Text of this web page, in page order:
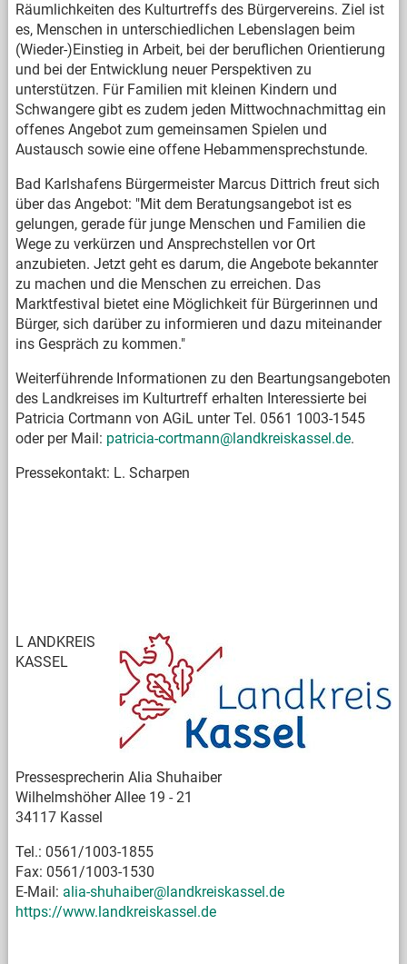
Räumlichkeiten des Kulturtreffs des Bürgervereins. Ziel ist
es, Menschen in unterschiedlichen Lebenslagen beim
(Wieder-)Einstieg in Arbeit, bei der beruflichen Orientierung
und bei der Entwicklung neuer Perspektiven zu
unterstützen. Für Familien mit kleinen Kindern und
Schwangere gibt es zudem jeden Mittwochnachmittag ein
offenes Angebot zum gemeinsamen Spielen und
Austausch sowie eine offene Hebammensprechstunde.
Bad Karlshafens Bürgermeister Marcus Dittrich freut sich
über das Angebot: "Mit dem Beratungsangebot ist es
gelungen, gerade für junge Menschen und Familien die
Wege zu verkürzen und Ansprechstellen vor Ort
anzubieten. Jetzt geht es darum, die Angebote bekannter
zu machen und die Menschen zu erreichen. Das
Marktfestival bietet eine Möglichkeit für Bürgerinnen und
Bürger, sich darüber zu informieren und dazu miteinander
ins Gespräch zu kommen."
Weiterführende Informationen zu den Beartungsangeboten
des Landkreises im Kulturtreff erhalten Interessierte bei
Patricia Cortmann von AGiL unter Tel. 0561 1003-1545
oder per Mail: patricia-cortmann@landkreiskassel.de.
Pressekontakt: L. Scharpen
L ANDKREIS
KASSEL
Pressesprecherin Alia Shuhaiber
Wilhelmshöher Allee 19 - 21
34117 Kassel
Tel.: 0561/1003-1855
Fax: 0561/1003-1530
E-Mail: alia-shuhaiber@landkreiskassel.de
https://www.landkreiskassel.de